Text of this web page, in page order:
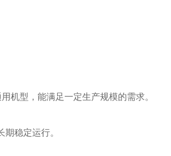
机型，能满足一定生产规模的需求。
稳定运行。